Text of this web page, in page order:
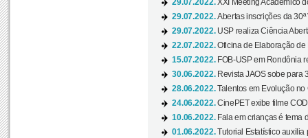
29.07.2022.XXI Meeting Acadêmico
29.07.2022.Abertas inscrições da 30ª
29.07.2022. USP realiza Ciência
22.07.2022.Oficina de Elaboração de
15.07.2022. FOB-USP em Rondônia
30.06.2022. Revista JAOS sobe para
28.06.2022.Talentos em Evolução no
24.06.2022.CinePET exibe filme
10.06.2022. Fala em crianças é tema
01.06.2022.Tutorial Estatístico auxilia